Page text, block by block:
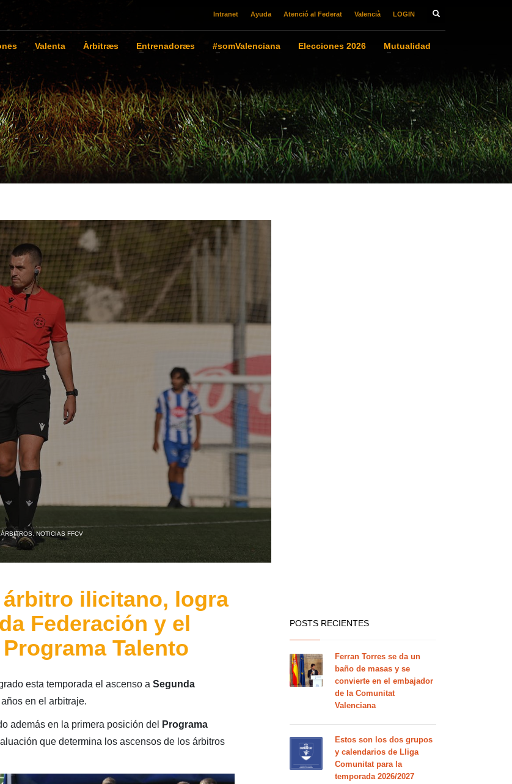
Intranet Ayuda Atenció al Federat Valencià LOGIN
Valenta Àrbitræs Entrenadoræs #somValenciana Elecciones 2026
Mutualidad
,NOTICIAS FFCV
ilicitano, logra
Federación y el
Talento
esta temporada el ascenso a Segunda
en el arbitraje.
además en la primera posición del
Programa
que determina los ascensos de los árbitros
POSTS RECIENTES
Ferran Torres se da un
baño de masas y se
convierte en el embajador
de la Comunitat
Valenciana
Estos son los dos grupos
y calendarios de Lliga
Comunitat para la
temporada 2026/2027